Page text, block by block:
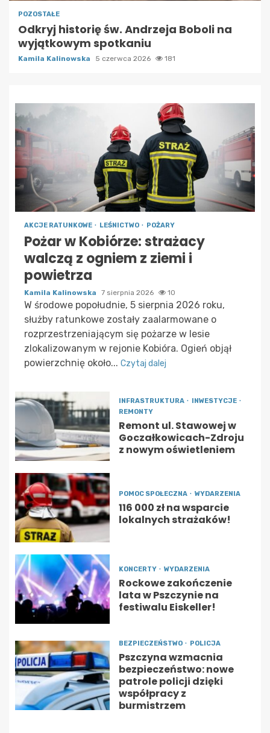
POZOSTAŁE
Odkryj historię św. Andrzeja Boboli na
wyjątkowym spotkaniu
Kamila Kalinowska 5 czerwca 2026 181
AKCJE RATUNKOWE LEŚNICTWO POŻARY
Pożar w Kobiórze: strażacy
walczą z ogniem z ziemi i
powietrza
Kamila Kalinowska 7 sierpnia 2026 10
W środowe popołudnie, 5 sierpnia 2026 roku,
służby ratunkowe zostały zaalarmowane o
rozprzestrzeniającym się pożarze w lesie
zlokalizowanym w rejonie Kobióra. Ogień objął
powierzchnię około... Czytaj dalej
INFRASTRUKTURA
INWESTYCJE
REMONTY
Remont ul. Stawowej w
Goczałkowicach-Zdroju
z nowym oświetleniem
POMOC SPOŁECZNA WYDARZENIA
116 000 zł na wsparcie
lokalnych strażaków!
KONCERTY WYDARZENIA
Rockowe zakończenie
lata w Pszczynie na
festiwalu Eiskeller!
BEZPIECZEŃSTWO POLICJA
Pszczyna wzmacnia
bezpieczeństwo: nowe
patrole policji dzięki
współpracy z
burmistrzem